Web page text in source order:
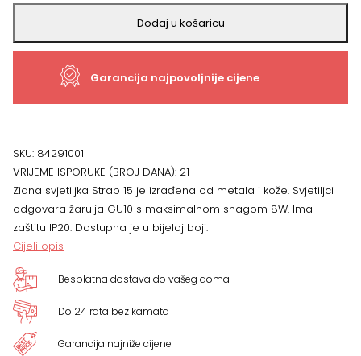
15
zidna
količina
Dodaj u košaricu
Garancija najpovoljnije cijene
SKU: 84291001
VRIJEME ISPORUKE (BROJ DANA): 21
Zidna svjetiljka Strap 15 je izrađena od metala i kože. Svjetiljci
odgovara žarulja GU10 s maksimalnom snagom 8W. Ima
zaštitu IP20. Dostupna je u bijeloj boji.
Cijeli opis
Besplatna dostava do vašeg doma
Do 24 rata bez kamata
Garancija najniže cijene